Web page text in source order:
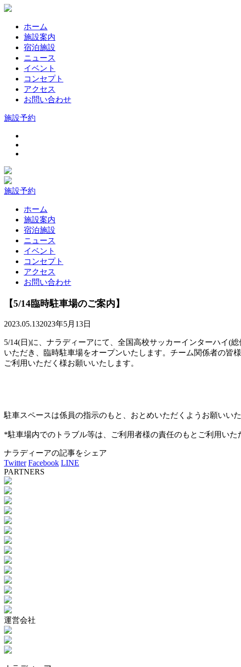
ホーム
施設案内
宿泊施設
ニュース
イベント
コンセプト
アクセス
お問い合わせ
施設予約
施設予約
ホーム
施設案内
宿泊施設
ニュース
イベント
コンセプト
アクセス
お問い合わせ
【5/14臨時駐車場のご案内】
2023.05.132023年5月13日
5/14(日)に、ナラディーアにて、全国高校サッカーインターハイ(
いただき、臨時駐車場をオープンいたします。チーム関係者の皆
ご利用いただく様お願いいたします。
駐車スペースは係員の指示のもと、おとめいただくようお願いいた
*駐車場内でのトラブル等は、ご利用者様の責任のもとご利用いた
ナラディーアの記事をシェア
Twitter Facebook LINE
PARTNERS
運営会社